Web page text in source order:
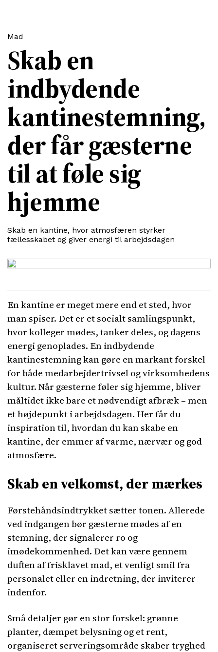
Skab en
indbydende
kantinestemning,
der får gæsterne
til at føle sig
hjemme
Skab en kantine, hvor atmosfæren styrker
fællesskabet og giver energi til arbejdsdagen
Mad
En kantine er meget mere end et sted, hvor
man spiser. Det er et socialt samlingspunkt,
hvor kolleger mødes, tanker deles, og dagens
energi genoplades. En indbydende
kantinestemning kan gøre en markant forskel
for både medarbejdertrivsel og virksomhedens
kultur. Når gæsterne føler sig hjemme, bliver
måltidet ikke bare et nødvendigt afbræk – men
et højdepunkt i arbejdsdagen. Her får du
inspiration til, hvordan du kan skabe en
kantine, der emmer af varme, nærvær og god
atmosfære.
Skab en velkomst, der mærkes
Førstehåndsindtrykket sætter tonen. Allerede
ved indgangen bør gæsterne mødes af en
stemning, der signalerer ro og
imødekommenhed. Det kan være gennem
duften af frisklavet mad, et venligt smil fra
personalet eller en indretning, der inviterer
indenfor.
Små detaljer gør en stor forskel: grønne
planter, dæmpet belysning og et rent,
organiseret serveringsområde skaber tryghed